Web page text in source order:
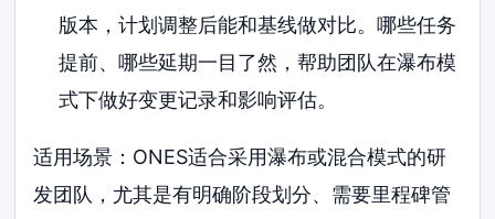
版本，计划调整后能和基线做对比。哪些任务
提前、哪些延期一目了然，帮助团队在瀑布模
式下做好变更记录和影响评估。
适用场景：ONES适合采用瀑布或混合模式的研
发团队，尤其是有明确阶段划分、需要里程碑管